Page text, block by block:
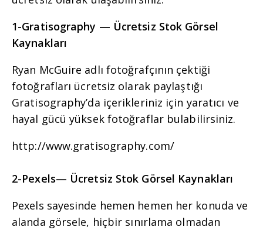
1-Gratisography — Ücretsiz Stok Görsel
Kaynakları
Ryan McGuire adlı fotoğrafçının çektiği
fotoğrafları ücretsiz olarak paylaştığı
Gratisography’da içerikleriniz için yaratıcı ve
hayal gücü yüksek fotoğraflar bulabilirsiniz.
http://www.gratisography.com/
2-Pexels— Ücretsiz Stok Görsel Kaynakları
Pexels sayesinde hemen hemen her konuda ve
alanda görsele, hiçbir sınırlama olmadan